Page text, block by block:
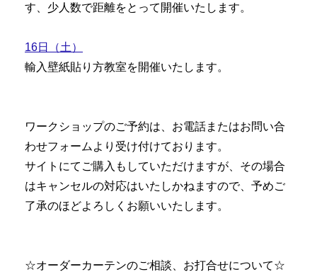
す、少人数で距離をとって開催いたします。
16日（土）
輸入壁紙貼り方教室を開催いたします。
ワークショップのご予約は、お電話またはお問い合
わせフォームより受け付けております。
サイトにてご購入もしていただけますが、その場合
はキャンセルの対応はいたしかねますので、予めご
了承のほどよろしくお願いいたします。
☆オーダーカーテンのご相談、お打合せについて☆